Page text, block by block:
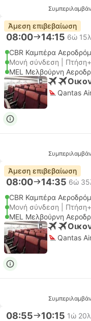
Άμεση επιβεβαίωση
08:00 14:15 6ώ
CBR Καμπέρα
Μονή σύνδεση |
MEL Μελβούρνη
Qantas
Άμεση επιβεβαίωση
08:00 14:35 6ώ
CBR Καμπέρα
Μονή σύνδεση |
MEL Μελβούρνη
Qantas
08:55 10:15 1ώ